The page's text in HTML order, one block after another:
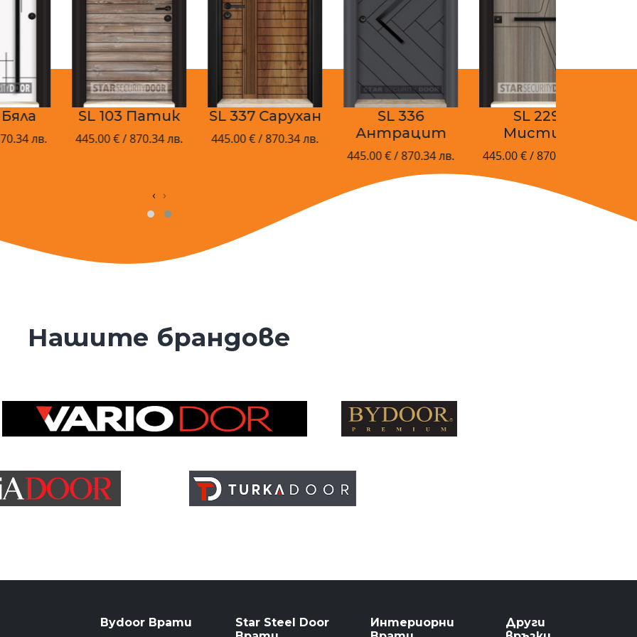
SL 103 Патик
445.00 € / 870.34 лв.
SL 337 Сарухан
445.00 € / 870.34 лв.
SL 336
Антрацит
445.00 € / 870.34 лв.
SL 229
Мистик
445.00 € / 870.34 лв.
‹ ›
Нашите брандове
Bydoor Врати
Star Steel Door
Интериорни
Други